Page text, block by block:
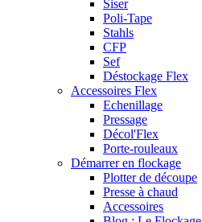
Siser
Poli-Tape
Stahls
CFP
Sef
Déstockage Flex
Accessoires Flex
Echenillage
Pressage
Décol'Flex
Porte-rouleaux
Démarrer en flockage
Plotter de découpe
Presse à chaud
Accessoires